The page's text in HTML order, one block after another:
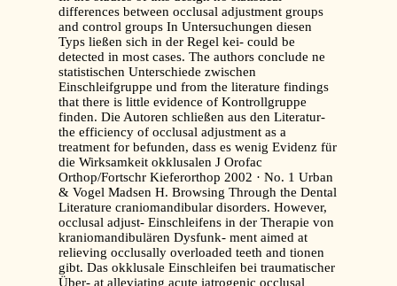
differences between occlusal adjustment groups
and control groups In Untersuchungen diesen
Typs ließen sich in der Regel kei- could be
detected in most cases. The authors conclude ne
statistischen Unterschiede zwischen
Einschleifgruppe und from the literature findings
that there is little evidence of Kontrollgruppe
finden. Die Autoren schließen aus den Literatur-
the efficiency of occlusal adjustment as a
treatment for befunden, dass es wenig Evidenz für
die Wirksamkeit okklusalen J Orofac
Orthop/Fortschr Kieferorthop 2002 · No. 1 Urban
& Vogel Madsen H. Browsing Through the Dental
Literature craniomandibular disorders. However,
occlusal adjust- Einschleifens in der Therapie von
kraniomandibulären Dysfunk- ment aimed at
relieving occlusally overloaded teeth and tionen
gibt. Das okklusale Einschleifen bei traumatischer
Über- at alleviating acute iatrogenic occlusal